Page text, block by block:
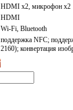
HDMI x2, микрофон x2
HDMI
Wi-Fi, Bluetooth
поддержка NFC;
2160); конвертация